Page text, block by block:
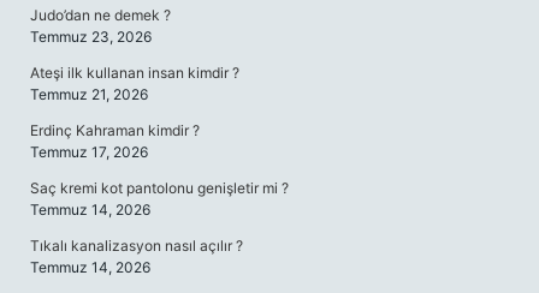
Judo’dan ne demek ?
Temmuz 23, 2026
Ateşi ilk kullanan insan kimdir ?
Temmuz 21, 2026
Erdinç Kahraman kimdir ?
Temmuz 17, 2026
Saç kremi kot pantolonu genişletir mi ?
Temmuz 14, 2026
Tıkalı kanalizasyon nasıl açılır ?
Temmuz 14, 2026